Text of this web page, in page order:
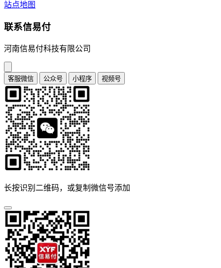
站点地图
联系信易付
河南信易付科技有限公司
客服微信 公众号 小程序 视频号
长按识别二维码，或复制微信号添加